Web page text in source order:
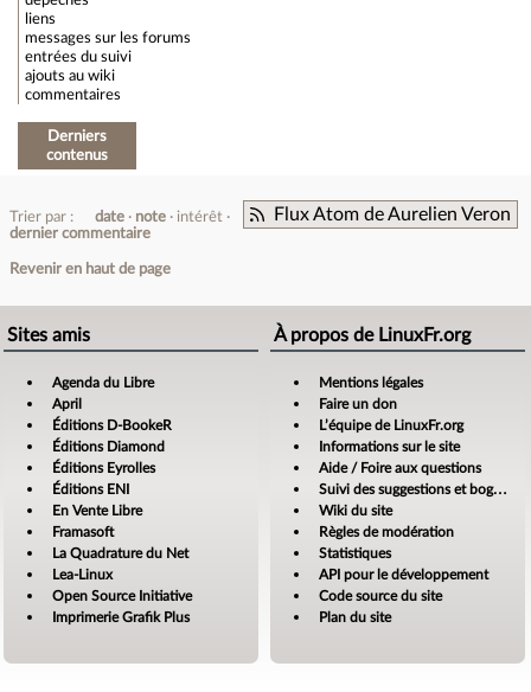
liens
messages sur les forums
entrées du suivi
ajouts au wiki
commentaires
Derniers
contenus
Flux Atom de Aurelien Veron
Trier par : date note
intérêt
dernier commentaire
Revenir en haut de page
Sites amis
Agenda du Libre
April
Éditions D-BookeR
Éditions Diamond
Éditions Eyrolles
Éditions ENI
En Vente Libre
Framasoft
La Quadrature du Net
Lea-Linux
Open Source Initiative
Imprimerie Grafik Plus
À propos de LinuxFr.org
Mentions légales
Faire un don
L’équipe de LinuxFr.org
Informations sur le site
Aide / Foire aux questions
Suivi des suggestions et bogues
Wiki du site
Règles de modération
Statistiques
API pour le développement
Code source du site
Plan du site